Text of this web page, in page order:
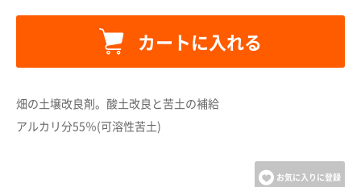
カートに入れる
カートに追加しました。
お買い物を続ける
カートへ進む
畑の土壌改良剤。酸土改良と苦土の補給
アルカリ分55％(可溶性苦土)
お気に入りに登録